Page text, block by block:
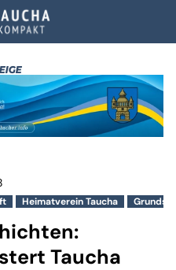
Fest für
Heimatverein Taucha
Taucha